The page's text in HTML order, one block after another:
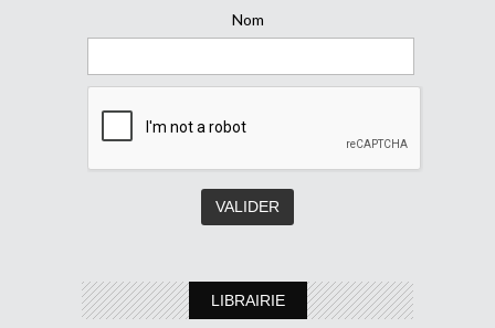
Nom
LIBRAIRIE